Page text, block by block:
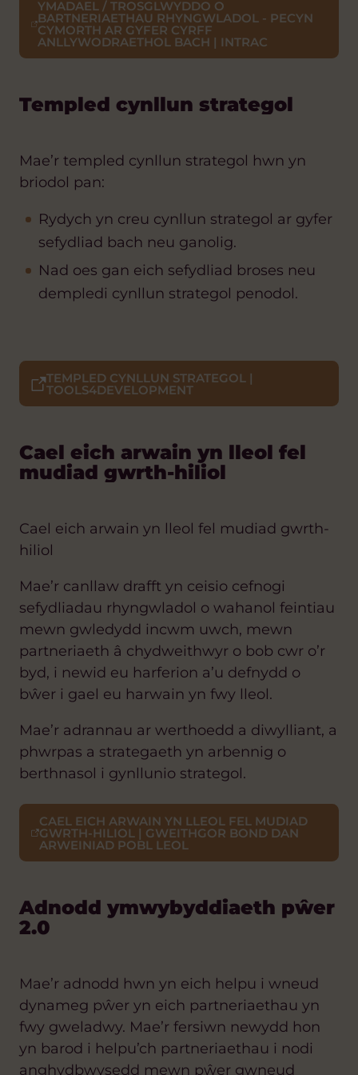
YMADAEL / TROSGLWYDDO O
BARTNERIAETHAU RHYNGWLADOL - PECYN
CYMORTH AR GYFER CYRFF
ANLLYWODRAETHOL BACH | INTRAC
Templed cynllun strategol
Mae’r templed cynllun strategol hwn yn
briodol pan:
Rydych yn creu cynllun strategol ar gyfer
sefydliad bach neu ganolig.
Nad oes gan eich sefydliad broses neu
dempledi cynllun strategol penodol.
TEMPLED CYNLLUN STRATEGOL |
TOOLS4DEVELOPMENT
Cael eich arwain yn lleol fel
mudiad gwrth-hiliol
Cael eich arwain yn lleol fel mudiad gwrth-
hiliol
Mae’r canllaw drafft yn ceisio cefnogi
sefydliadau rhyngwladol o wahanol feintiau
mewn gwledydd incwm uwch, mewn
partneriaeth â chydweithwyr o bob cwr o’r
byd, i newid eu harferion a’u defnydd o
bŵer i gael eu harwain yn fwy lleol.
Mae’r adrannau ar werthoedd a diwylliant, a
phwrpas a strategaeth yn arbennig o
berthnasol i gynllunio strategol.
CAEL EICH ARWAIN YN LLEOL FEL MUDIAD
GWRTH-HILIOL | GWEITHGOR BOND DAN
ARWEINIAD POBL LEOL
Adnodd ymwybyddiaeth pŵer
2.0
Mae’r adnodd hwn yn eich helpu i wneud
dynameg pŵer yn eich partneriaethau yn
fwy gweladwy. Mae’r fersiwn newydd hon
yn barod i helpu’ch partneriaethau i nodi
anghydbwysedd mewn pŵer gwneud